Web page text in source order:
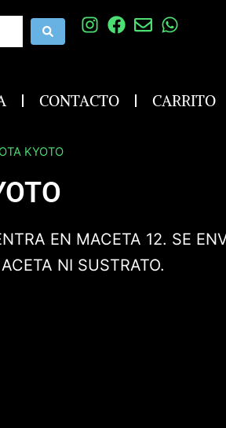
CONTACTO CARRITO
KYOTO
EN MACETA 12. SE
NI SUSTRATO.